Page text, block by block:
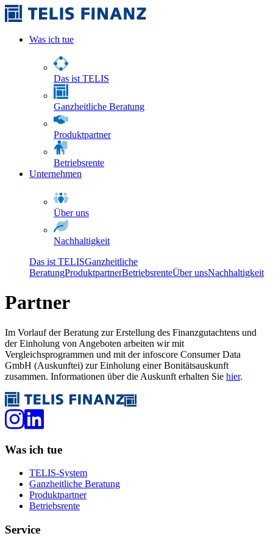
Was ich tue
Das ist TELIS
Ganzheitliche Beratung
Produktpartner
Betriebsrente
Unternehmen
Über uns
Nachhaltigkeit
Das ist TELISGanzheitliche
BeratungProduktpartnerBetriebsrenteÜber unsNachhaltigkeit
Partner
Im Vorlauf der Beratung zur Erstellung des Finanzgutachtens und
der Einholung von Angeboten arbeiten wir mit
Vergleichsprogrammen und mit der infoscore Consumer Data
GmbH (Auskunftei) zur Einholung einer Bonitätsauskunft
zusammen. Informationen über die Auskunft erhalten Sie hier.
Was ich tue
TELIS-System
Ganzheitliche Beratung
Produktpartner
Betriebsrente
Service